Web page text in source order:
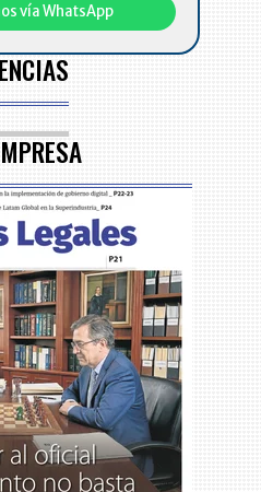
vía WhatsApp